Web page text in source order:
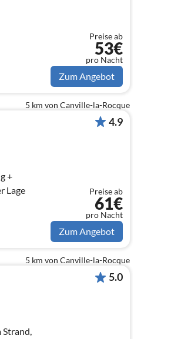
Preise ab
53€
pro Nacht
Zum Angebot
5 km von Canville-la-Rocque
Lage
4.9
Preise ab
61€
pro Nacht
Zum Angebot
5 km von Canville-la-Rocque
Strand,
5.0